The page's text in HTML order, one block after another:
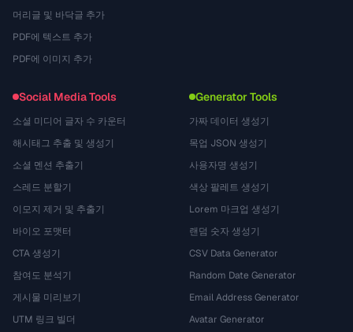
머리글 및 바닥글 추가
PDF에 텍스트 추가
PDF에 이미지 추가
Social Media Tools
소셜 미디어 글자 수 카운터
해시태그 추출 및 생성기
소셜 멘션 추출기
스레드 분할기
이모지 제거 및 추출기
바이오 포맷터
CTA 생성기
참여도 분석기
게시물 미리보기
UTM 링크 빌더
Generator Tools
가짜 데이터 생성기
목업 JSON 생성기
사용자명 생성기
색상 팔레트 생성기
Lorem 마크업 생성기
랜덤 숫자 생성기
CSV Data Generator
Random Date Generator
Email Address Generator
Avatar Generator